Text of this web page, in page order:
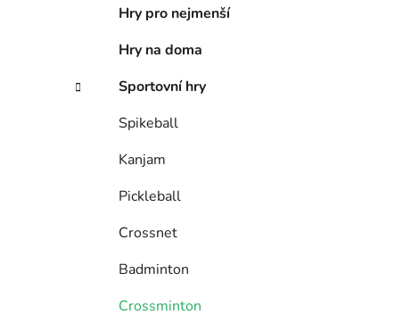
Hry pro nejmenší
Hry na doma
Sportovní hry
Spikeball
Kanjam
Pickleball
Crossnet
Badminton
Crossminton